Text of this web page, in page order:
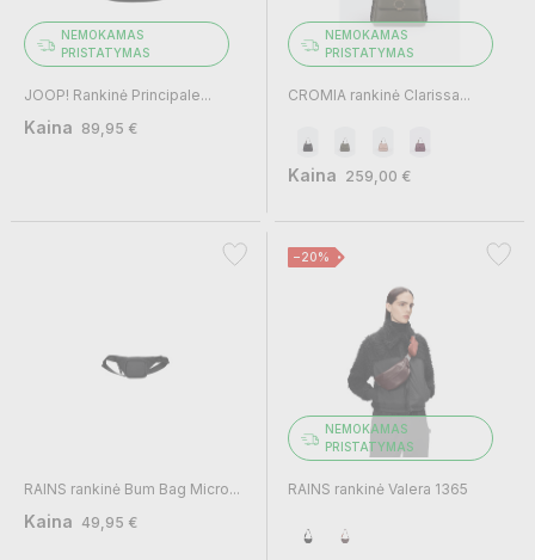
NEMOKAMAS
PRISTATYMAS
JOOP! Rankinė Principale...
Kaina 89,95 €
NEMOKAMAS
PRISTATYMAS
CROMIA rankinė Clarissa...
Kaina 259,00 €
RAINS rankinė Bum Bag Micro...
Kaina 49,95 €
−20%
NEMOKAMAS
PRISTATYMAS
RAINS rankinė Valera 1365